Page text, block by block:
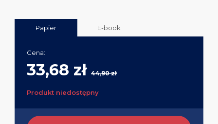
Papier E-book
Cena:
33,68 zł 44,90 zł
Produkt niedostępny